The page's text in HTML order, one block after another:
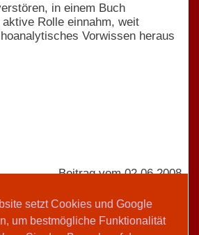
setzt Cookies und Google
um bestmögliche Funktionalität
in einem Buch
Rolle einnahm, weit
Vorwissen heraus
Beitrag vom 02.06.2008